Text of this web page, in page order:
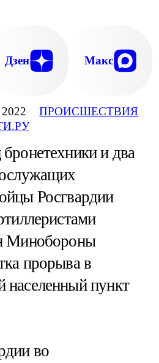
ПРОИСШЕСТВИЯ
Дзен Макс
и два
Росгвардии
Минобороны
прорыва в
пункт
во